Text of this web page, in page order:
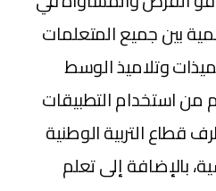
بين جميع المتعلمات
وتلاميذ الوسط
استخدام التطبيقات
قطاع التربية الوطنية
بالإضافة إلى تعلم